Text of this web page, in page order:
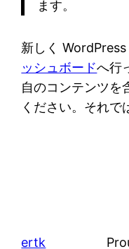
ます。
新しく WordPress
ッシュボードへ行
自のコンテンツを
ください。それで
ertk